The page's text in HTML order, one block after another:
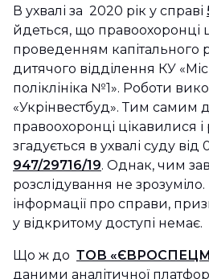
В ухвалі за 2020 рік у справі
йдеться, що правоохоронці
проведенням капітального
дитячого відділення КУ
поліклініка №1». Роботи
«Укрінвестбуд». Тим самим
правоохоронці цікавилися
згадується в ухвалі суду
947/29716/19. Однак, чим
розслідування не
інформації про справи,
у відкритому доступі немає.
Що ж до ТОВ
даними аналітичної